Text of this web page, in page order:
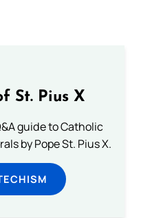
St. Pius X
guide to Catholic
by Pope St. Pius X.